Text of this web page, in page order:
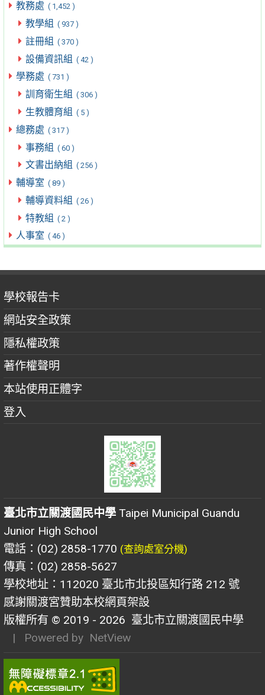
教務處 ( 1,452 )
教學組 ( 937 )
註冊組 ( 370 )
設備資訊組 ( 42 )
學務處 ( 731 )
訓育衛生組 ( 306 )
生教體育組 ( 5 )
總務處 ( 317 )
事務組 ( 60 )
文書出納組 ( 256 )
輔導室 ( 89 )
輔導資料組 ( 26 )
特教組 ( 2 )
人事室 ( 46 )
學校報告卡
網站安全政策
隱私權政策
著作權聲明
本站使用正體字
登入
臺北市立關渡國民中學 Taipei Municipal Guandu
Junior High School
電話：(02) 2858-1770 (查詢處室分機)
傳真：(02) 2858-5627
學校地址：112020 臺北市北投區知行路 212 號
感謝關渡宮贊助本校網頁架設
版權所有 © 2019 - 2026 臺北市立關渡國民中學
| Powered by NetView